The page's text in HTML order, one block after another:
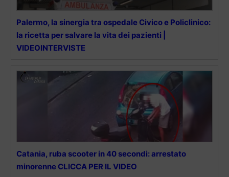
Palermo, la sinergia tra ospedale Civico e Policlinico:
la ricetta per salvare la vita dei pazienti |
VIDEOINTERVISTE
Catania, ruba scooter in 40 secondi: arrestato
minorenne CLICCA PER IL VIDEO